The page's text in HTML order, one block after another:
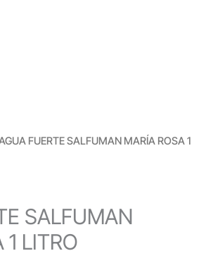
FUERTE SALFUMAN MARÍA ROSA 1
SALFUMAN
1 LITRO